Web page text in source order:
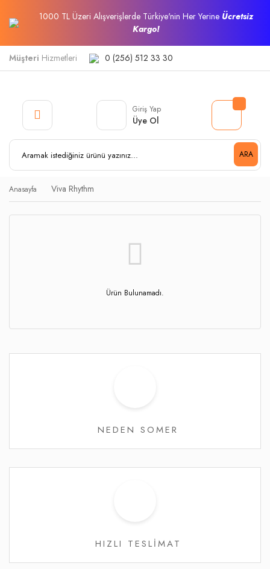
1000 TL Üzeri Alışverişlerde Türkiye'nin Her Yerine Ücretsiz
Kargo!
Müşteri Hizmetleri 0 (256) 512 33 30
ARA
Giriş Yap
Üye Ol
Anasayfa Viva Rhythm
Ürün Bulunamadı.
NEDEN SOMER
HIZLI TESLİMAT